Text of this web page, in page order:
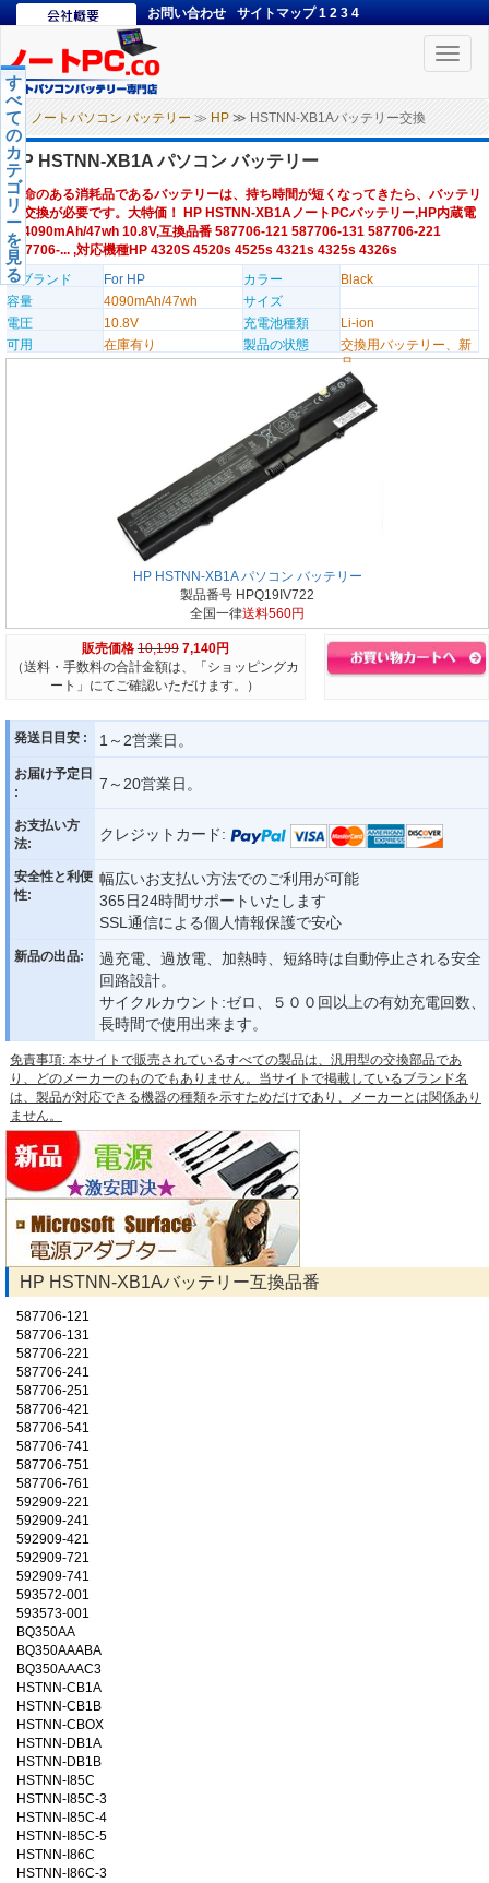
お問い合わせ サイトマップ 1 2 3 4
Toggle
ノートパソコン バッテリー ≫ HP ≫ HSTNN-XB1Aバッテリー交換
す
べ
て
の
カ
テ
ゴ
リ
ー
を
見
る
HP HSTNN-XB1A パソコン バッテリー
寿命のある消耗品であるバッテリーは、持ち時間が短くなってきたら、バッテリ
ー交換が必要です。大特価！ HP HSTNN-XB1AノートPCバッテリー,HP内蔵電
池4090mAh/47wh 10.8V,互換品番 587706-121 587706-131 587706-221
587706-... ,対応機種HP 4320S 4520s 4525s 4321s 4325s 4326s
のブランド
For HP カラー
Black
容量
4090mAh/47wh
サイズ
電圧
10.8V 充電池種類
Li-ion
可用
在庫有り 製品の状態
交換用バッテリー、新
品
HP HSTNN-XB1A パソコン バッテリー
製品番号 HPQ19IV722
全国一律送料560円
販売価格 10,199 7,140円
（送料・手数料の合計金額は、「ショッピングカ
ート」にてご確認いただけます。）
発送日目安 : 1～2営業日。
お届け予定日
:
7～20営業日。
お支払い方
法:
クレジットカード:
安全性と利便
性:
幅広いお支払い方法でのご利用が可能
365日24時間サポートいたします
SSL通信による個人情報保護で安心
新品の出品:
過充電、過放電、加熱時、短絡時は自動停止される安全
回路設計。
サイクルカウント:ゼロ、５００回以上の有効充電回数、
長時間で使用出来ます。
免責事項: 本サイトで販売されているすべての製品は、汎用型の交換部品であ
り、どのメーカーのものでもありません。当サイトで掲載しているブランド名
は、製品が対応できる機器の種類を示すためだけであり、メーカーとは関係あり
ません。
HP HSTNN-XB1Aバッテリー互換品番
587706-121
587706-131
587706-221
587706-241
587706-251
587706-421
587706-541
587706-741
587706-751
587706-761
592909-221
592909-241
592909-421
592909-721
592909-741
593572-001
593573-001
BQ350AA
BQ350AAABA
BQ350AAAC3
HSTNN-CB1A
HSTNN-CB1B
HSTNN-CBOX
HSTNN-DB1A
HSTNN-DB1B
HSTNN-I85C
HSTNN-I85C-3
HSTNN-I85C-4
HSTNN-I85C-5
HSTNN-I86C
HSTNN-I86C-3